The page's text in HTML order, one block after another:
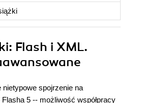
: Flash i XML.
nietypowe spojrzenie na
5 -- możliwość współpracy